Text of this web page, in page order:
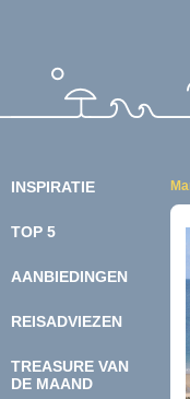
INSPIRATIE
TOP 5
KIDSPROOF
KASTEELTJES
SUPERDELUXE
WELLNESS
AANBIEDINGEN
REISADVIEZEN
ONDERWEG
ETEN
TREASURE VAN
DE MAAND